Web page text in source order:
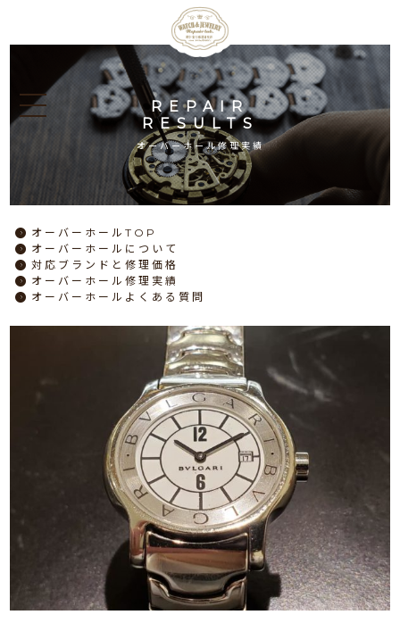
REPAIR
RESULTS
オーバーホール修理実績
オーバーホールTOP
オーバーホール について
対応ブランドと修理価格
オーバーホール修理実績
オーバーホール よくある質問